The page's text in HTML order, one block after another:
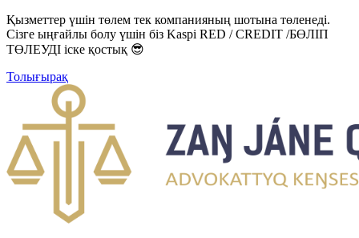
Қызметтер үшін төлем тек компанияның шотына төленеді.
Сізге ыңғайлы болу үшін біз Kaspi RED / CREDIT /БӨЛІП
ТӨЛЕУДІ іске қостық 😎
Толығырақ